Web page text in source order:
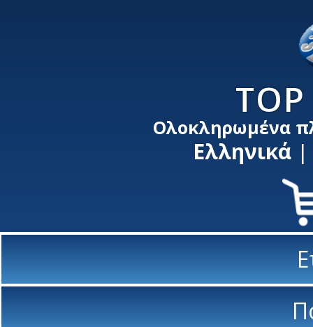
TOP
Ολοκληρωμένα
Ελληνικά